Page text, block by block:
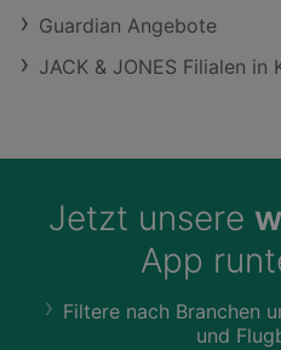
Guardian Angebote
JACK & JONES Filialen in
Jetzt unsere
App
Filtere nach Branchen
und